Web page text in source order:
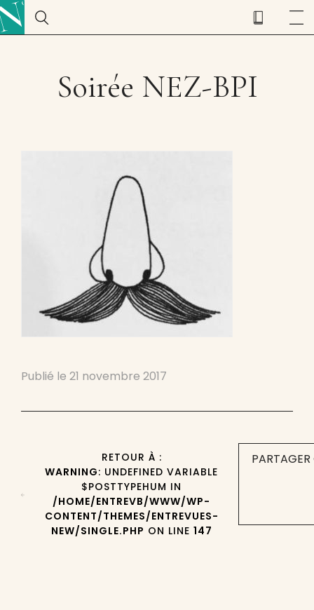
Soirée NEZ-BPI
Publié le 21 novembre 2017
RETOUR À :
WARNING: UNDEFINED VARIABLE
$POSTTYPEHUM IN
/HOME/ENTREVB/WWW/WP-
CONTENT/THEMES/ENTREVUES-
NEW/SINGLE.PHP ON LINE 147